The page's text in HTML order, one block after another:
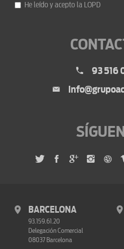
He leído y acepto la LOPD
93 516
BARCELONA
93.159.61.20
Delegación Comercial
08037 Barcelona